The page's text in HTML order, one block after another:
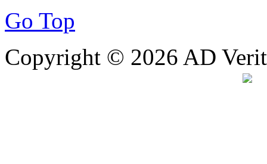
Go Top
Copyright © 2026 AD